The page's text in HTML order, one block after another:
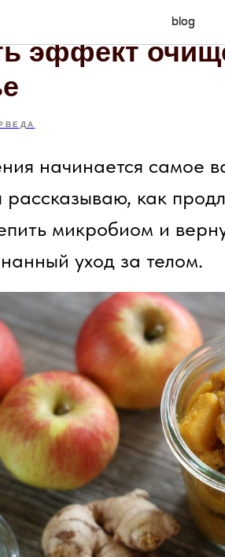
blog
детокс
эффект
начинается самое
рассказываю, как
микробиом и
уход за телом.